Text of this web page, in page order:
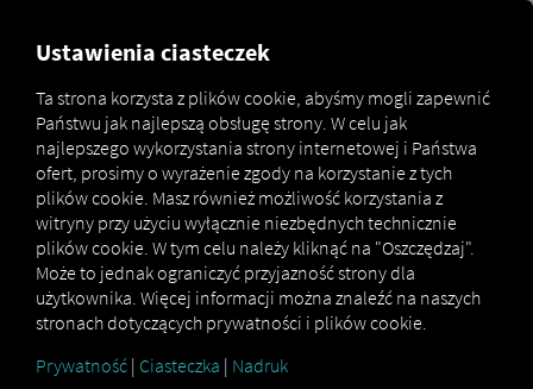
Marketplace Connectors DAF Connect
DAF CONNECT
Ustawienia ciasteczek
Ta strona korzysta z plików cookie, abyśmy mogli zapewnić
Państwu jak najlepszą obsługę strony. W celu jak
najlepszego wykorzystania strony internetowej i Państwa
ofert, prosimy o wyrażenie zgody na korzystanie z tych
plików cookie. Masz również możliwość korzystania z
witryny przy użyciu wyłącznie niezbędnych technicznie
plików cookie. W tym celu należy kliknąć na "Oszczędzaj".
Może to jednak ograniczyć przyjazność strony dla
użytkownika. Więcej informacji można znaleźć na naszych
stronach dotyczących prywatności i plików cookie.
Prywatność | Ciasteczka | Nadruk